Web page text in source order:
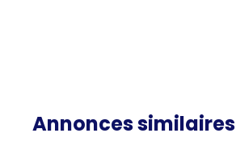
Annonces similaires